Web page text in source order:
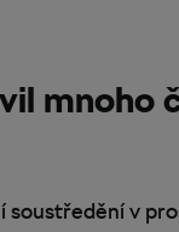
mnoho
v